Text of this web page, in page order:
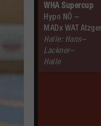
WHA Supercup
Hypo NÖ –
MADx WAT
Halle: Hans–
Lackner–
Halle